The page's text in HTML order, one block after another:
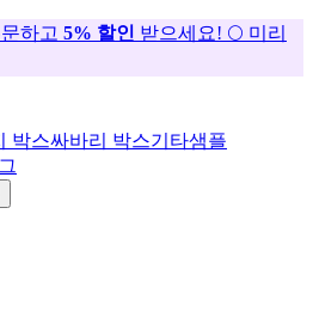
하고 5% 할인 받으세요! 🌕 미리
박스싸바리 박스기타샘플